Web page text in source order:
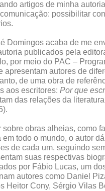
artigos de minha
possibilitar
Domingos acaba de me
publicados pela
por meio do PAC –
apresentam autores de
de uma obra de
aos escritores: Por que
das relações da
obras alheias, como
todo o mundo, o autor
de cada um, seguindo
suas respectivas
por Fábio Lucas, um
autores como Daniel
Heitor Cony, Sérgio Vilas